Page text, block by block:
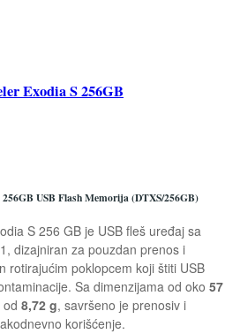
Exodia S 256GB
USB Flash Memorija (DTXS/256GB)
S 256 GB je USB fleš uređaj sa
dizajniran za pouzdan prenos i
rotirajućim poklopcem koji štiti USB
Sa dimenzijama od oko 57
8,72 g, savršeno je prenosiv i
korišćenje.